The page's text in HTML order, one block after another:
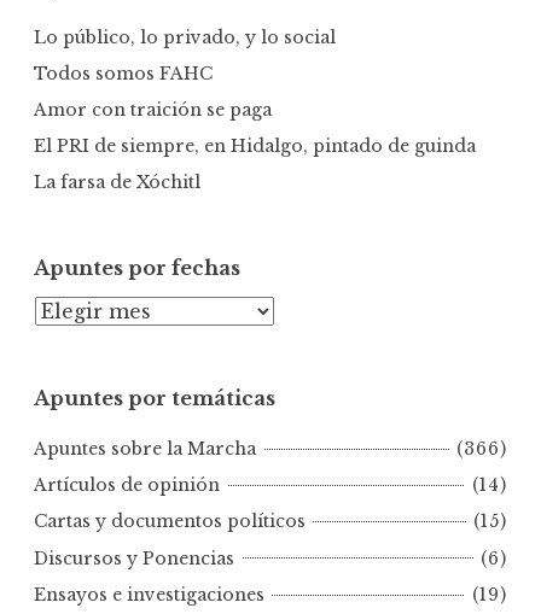
r
Lo público, lo privado, y lo social
Todos somos FAHC
Amor con traición se paga
El PRI de siempre, en Hidalgo, pintado de guinda
La farsa de Xóchitl
Apuntes por fechas
A
n
e
s
p
r
f
Apuntes por temáticas
Apuntes sobre la Marcha
(366)
Artículos de opinión
(14)
Cartas y documentos políticos
(15)
Discursos y Ponencias
(6)
Ensayos e investigaciones
(19)